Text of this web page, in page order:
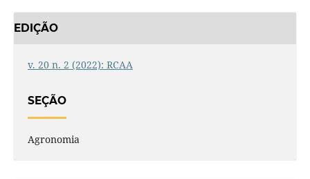
EDIÇÃO
v. 20 n. 2 (2022): RCAA
SEÇÃO
Agronomia